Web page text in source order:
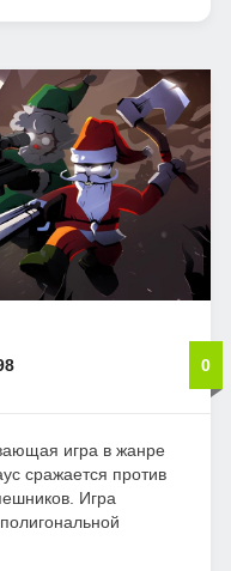
0
игра в жанре
сражается против
Игра